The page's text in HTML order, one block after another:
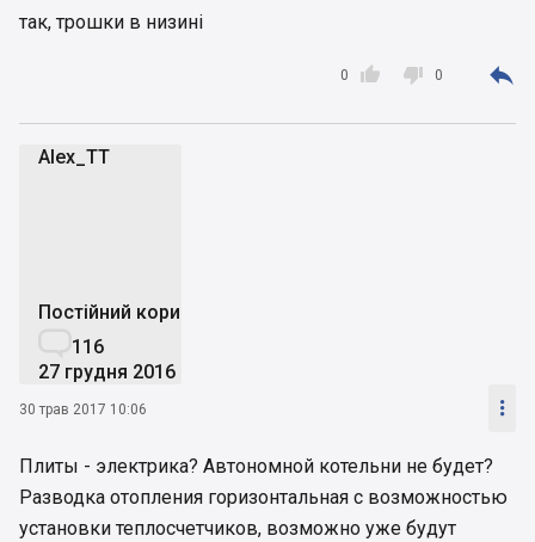
так, трошки в низині

0  0 
Alex_TT
Постійний користувач
116
27 грудня 2016
30 трав 2017 10:06 
Плиты - электрика? Автономной котельни не будет?
Разводка отопления горизонтальная с возможностью
установки теплосчетчиков, возможно уже будут